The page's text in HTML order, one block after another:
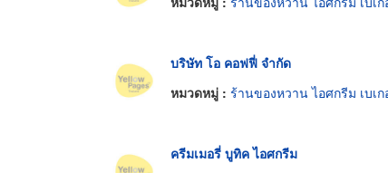
บริษัท โอ คอฟฟี่ จำกัด
หมวดหมู่ : ร้านของหวาน ไอศกรีม เบเก
ครีมเมอรี่ บูทิค ไอศกรีม